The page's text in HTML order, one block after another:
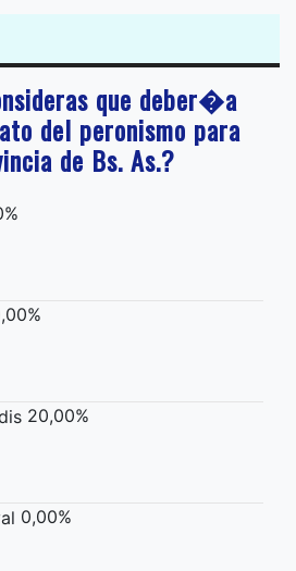
que deber�a
del peronismo para
de Bs. As.?
20,00%
0,00%